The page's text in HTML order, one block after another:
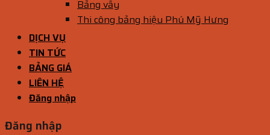
Bảng vẫy
Thi công bảng hiệu Phú Mỹ Hưng
DỊCH VỤ
TIN TỨC
BẢNG GIÁ
LIÊN HỆ
Đăng nhập
Đăng nhập